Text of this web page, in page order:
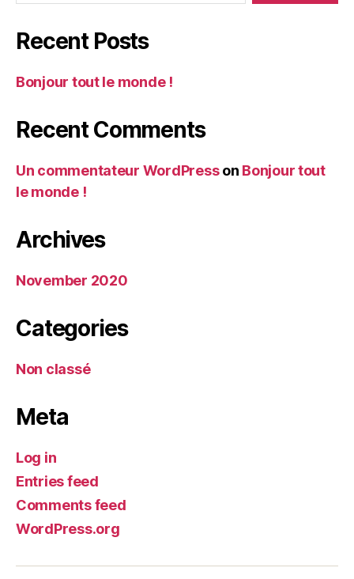
Recent Posts
Bonjour tout le monde !
Recent Comments
Un commentateur WordPresson Bonjour tout
le monde !
Archives
November 2020
Categories
Non classé
Meta
Log in
Entries feed
Comments feed
WordPress.org